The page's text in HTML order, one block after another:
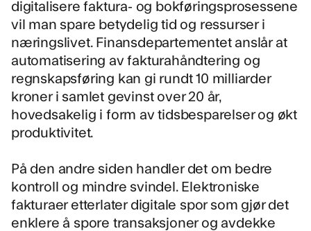
digitalisere faktura- og bokføringsprosessene
vil man spare betydelig tid og ressurser i
næringslivet. Finansdepartementet anslår at
automatisering av fakturahåndtering og
regnskapsføring kan gi rundt 10 milliarder
kroner i samlet gevinst over 20 år,
hovedsakelig i form av tidsbesparelser og økt
produktivitet.
På den andre siden handler det om bedre
kontroll og mindre svindel. Elektroniske
fakturaer etterlater digitale spor som gjør det
enklere å spore transaksjoner og avdekke